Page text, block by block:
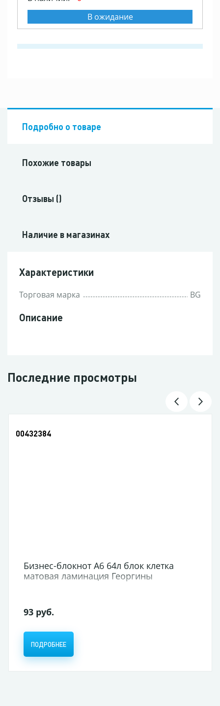
В ожидание
Подробно о товаре
Похожие товары
Отзывы ()
Наличие в магазинах
Характеристики
Торговая марка BG
Описание
Последние просмотры
00432384
Бизнес-блокнот А6 64л блок клетка
матовая ламинация Георгины
93 руб.
ПОДРОБНЕЕ